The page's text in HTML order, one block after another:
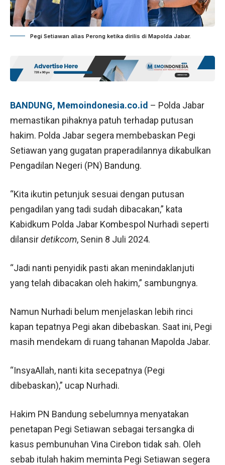
Pegi Setiawan alias Perong ketika dirilis di Mapolda Jabar.
BANDUNG, Memoindonesia.co.id – Polda Jabar
memastikan pihaknya patuh terhadap putusan
hakim. Polda Jabar segera membebaskan Pegi
Setiawan yang gugatan praperadilannya dikabulkan
Pengadilan Negeri (PN) Bandung.
“Kita ikutin petunjuk sesuai dengan putusan
pengadilan yang tadi sudah dibacakan,” kata
Kabidkum Polda Jabar Kombespol Nurhadi seperti
dilansirdetikcom, Senin 8 Juli 2024.
“Jadi nanti penyidik pasti akan menindaklanjuti
yang telah dibacakan oleh hakim,” sambungnya.
Namun Nurhadi belum menjelaskan lebih rinci
kapan tepatnya Pegi akan dibebaskan. Saat ini, Pegi
masih mendekam di ruang tahanan Mapolda Jabar.
“InsyaAllah, nanti kita secepatnya (Pegi
dibebaskan),” ucap Nurhadi.
Hakim PN Bandung sebelumnya menyatakan
penetapan Pegi Setiawan sebagai tersangka di
kasus pembunuhan Vina Cirebon tidak sah. Oleh
sebab itulah hakim meminta Pegi Setiawan segera